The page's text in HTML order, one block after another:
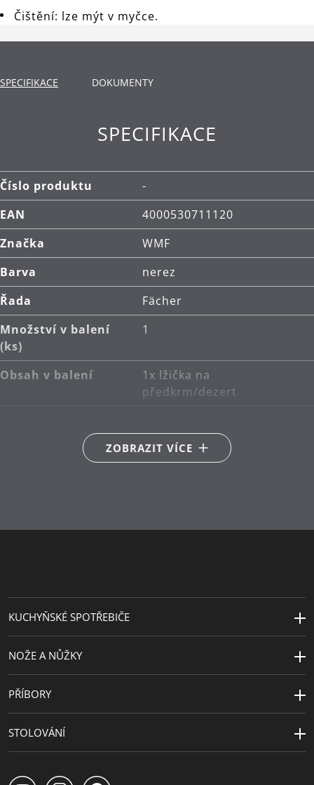
Čištění: lze mýt v myčce.
SPECIFIKACE DOKUMENTY
SPECIFIKACE
Číslo produktu
-
EAN
4000530711120
Značka
WMF
Barva
nerez
Řada
Fächer
Množství v balení
(ks)
1
Obsah v balení
1x lžička na
předkrm/dezert
Péče o výrobky
lze mýt v myčce
ZOBRAZIT VÍCE
KUCHYŇSKÉ SPOTŘEBIČE
NOŽE A NŮŽKY
PŘÍBORY
STOLOVÁNÍ